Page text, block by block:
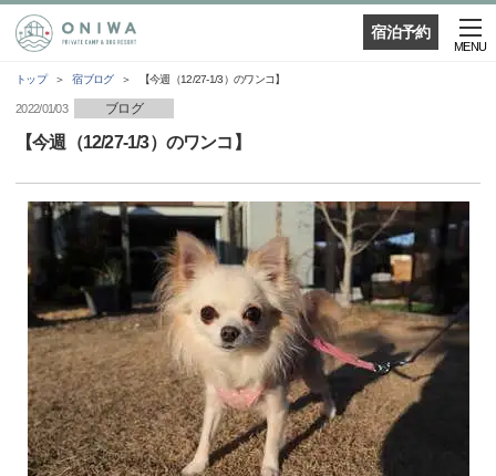
宿泊予約
MENU
トップ 宿ブログ 【今週（12/27-1/3）のワンコ】
2022/01/03 ブログ
【今週（12/27-1/3）のワンコ】